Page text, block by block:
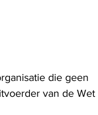
die geen
van de Wet